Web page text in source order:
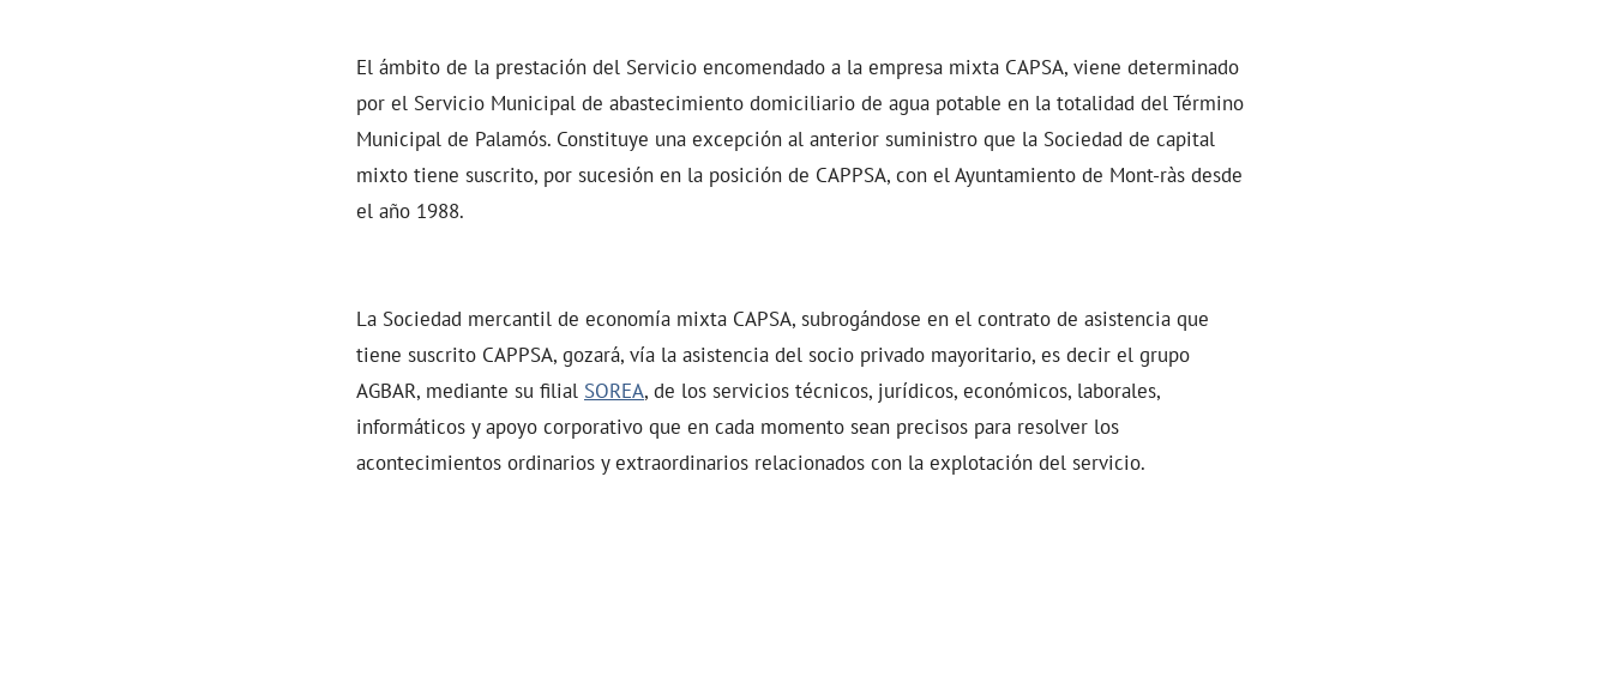
El ámbito de la prestación del Servicio encomendado a la empresa mixta CAPSA, viene determinado
por el Servicio Municipal de abastecimiento domiciliario de agua potable en la totalidad del Término
Municipal de Palamós. Constituye una excepción al anterior suministro que la Sociedad de capital
mixto tiene suscrito, por sucesión en la posición de CAPPSA, con el Ayuntamiento de Mont-ràs desde
el año 1988.
La Sociedad mercantil de economía mixta CAPSA, subrogándose en el contrato de asistencia que
tiene suscrito CAPPSA, gozará, vía la asistencia del socio privado mayoritario, es decir el grupo
AGBAR, mediante su filial SOREA, de los servicios técnicos, jurídicos, económicos, laborales,
informáticos y apoyo corporativo que en cada momento sean precisos para resolver los
acontecimientos ordinarios y extraordinarios relacionados con la explotación del servicio.